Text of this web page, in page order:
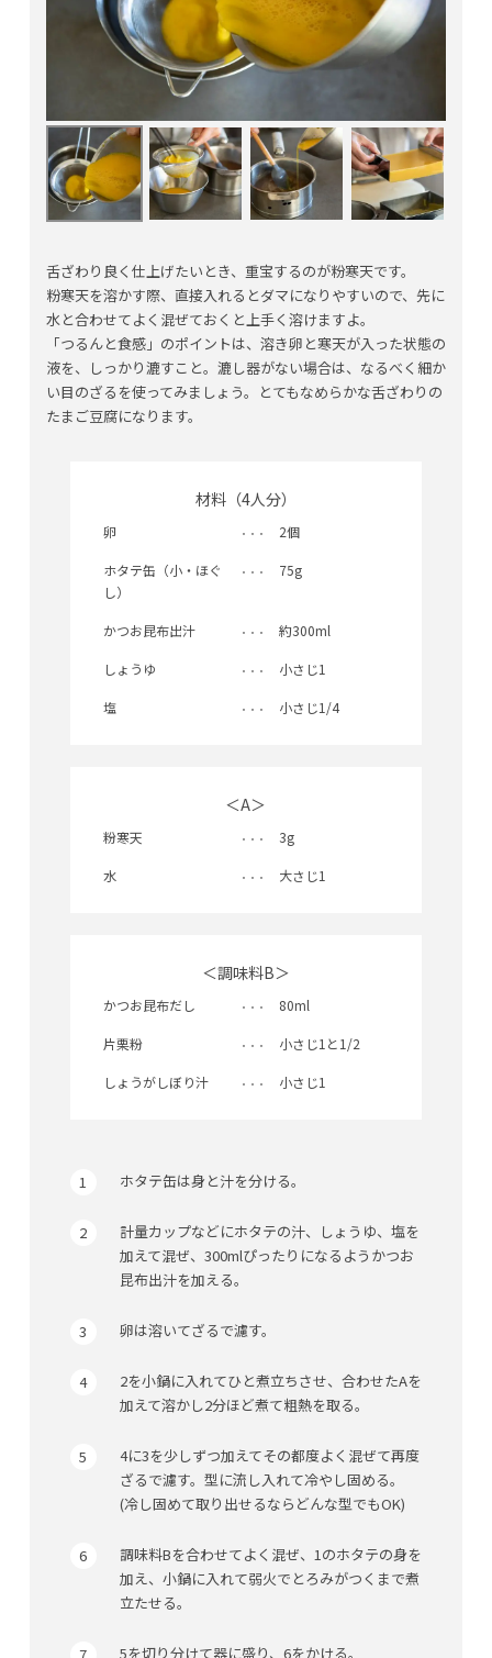
舌ざわり良く仕上げたいとき、重宝するのが粉寒天です。
粉寒天を溶かす際、直接入れるとダマになりやすいので、先に
水と合わせてよく混ぜておくと上手く溶けますよ。
「つるんと食感」のポイントは、溶き卵と寒天が入った状態の
液を、しっかり漉すこと。漉し器がない場合は、なるべく細か
い目のざるを使ってみましょう。とてもなめらかな舌ざわりの
たまご豆腐になります。
材料（4人分）
卵 2個
ホタテ缶（小・ほぐ
し）
75g
かつお昆布出汁 約300ml
しょうゆ 小さじ1
塩 小さじ1/4
＜A＞
粉寒天 3g
水 大さじ1
＜調味料B＞
かつお昆布だし 80ml
片栗粉 小さじ1と1/2
しょうがしぼり汁 小さじ1
ホタテ缶は身と汁を分ける。
計量カップなどにホタテの汁、しょうゆ、塩を
加えて混ぜ、300mlぴったりになるようかつお
昆布出汁を加える。
卵は溶いてざるで濾す。
2を小鍋に入れてひと煮立ちさせ、合わせたAを
加えて溶かし2分ほど煮て粗熱を取る。
4に3を少しずつ加えてその都度よく混ぜて再度
ざるで濾す。型に流し入れて冷やし固める。
(冷し固めて取り出せるならどんな型でもOK)
調味料Bを合わせてよく混ぜ、1のホタテの身を
加え、小鍋に入れて弱火でとろみがつくまで煮
立たせる。
5を切り分けて器に盛り、6をかける。